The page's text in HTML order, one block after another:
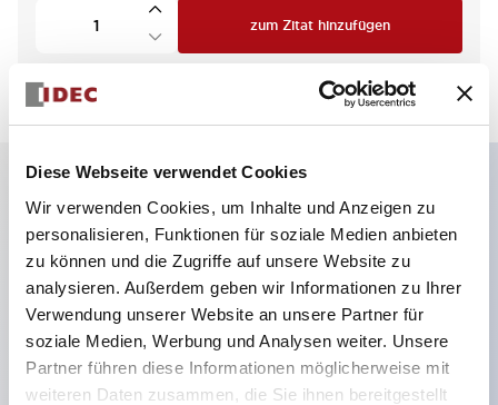
Diese Webseite verwendet Cookies
Wir verwenden Cookies, um Inhalte und Anzeigen zu
personalisieren, Funktionen für soziale Medien anbieten
zu können und die Zugriffe auf unsere Website zu
analysieren. Außerdem geben wir Informationen zu Ihrer
Verwendung unserer Website an unsere Partner für
soziale Medien, Werbung und Analysen weiter. Unsere
Partner führen diese Informationen möglicherweise mit
weiteren Daten zusammen, die Sie ihnen bereitgestellt
zum Zitat hinzufügen
Hauptmerkmale
Integrierter RJ45 Ethernet-Anschluss
Modbus TCP und RTU
Integriertes intelligentes LCD/Bedienfeld
Eingebaute 2-8 analoge Eingänge